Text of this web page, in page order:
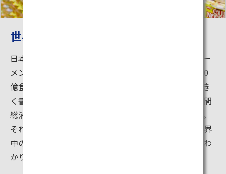
世界中の「カップヌードル」を展示
日本で生まれたインスタントラーメンは、「チキンラー
メン」という一粒の種から、今や、全世界で年間1,000
億食も消費される世界食へと花開いています。壁に大き
く書かれた世界地図には、国別にカップヌードルの年間
総消費量が赤いカップヌードル印で表示されています。
それぞれの国の風土や味覚に合わせて作られている世界
中のカップヌードルも展示され、世界中で人気なのがわ
かります。